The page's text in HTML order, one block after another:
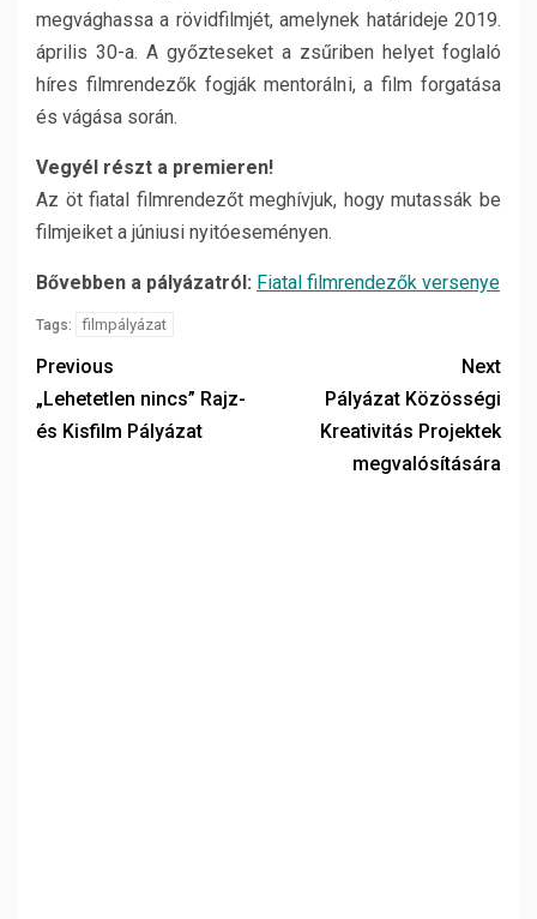
megvághassa a rövidfilmjét, amelynek határideje 2019.
április 30-a. A győzteseket a zsűriben helyet foglaló
híres filmrendezők fogják mentorálni, a film forgatása
és vágása során.
Vegyél részt a premieren!
Az öt fiatal filmrendezőt meghívjuk, hogy mutassák be
filmjeiket a júniusi nyitóeseményen.
Bővebben a pályázatról: Fiatal filmrendezők versenye
Tags: filmpályázat
Previous
„Lehetetlen nincs” Rajz-
és Kisfilm Pályázat
Next
Pályázat Közösségi
Kreativitás Projektek
megvalósítására